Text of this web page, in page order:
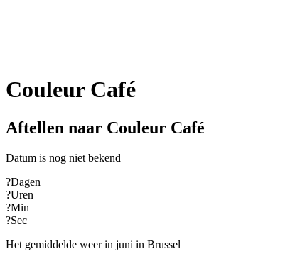
Couleur Café
Aftellen naar Couleur Café
Datum is nog niet bekend
?Dagen
?Uren
?Min
?Sec
Het gemiddelde weer in juni in Brussel